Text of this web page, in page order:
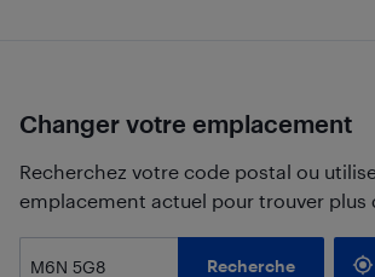
Changer votre emplacement
Recherchez votre code postal ou
emplacement actuel pour trouver plus
Recherche